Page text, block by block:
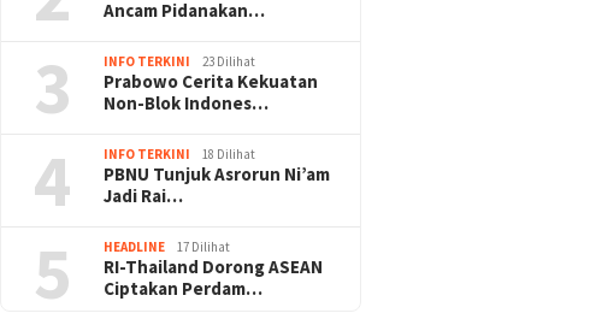
Ancam Pidanakan…
3 INFO TERKINI 23 Dilihat
Prabowo Cerita Kekuatan
Non-Blok Indones…
4 INFO TERKINI 18 Dilihat
PBNU Tunjuk Asrorun Ni’am
Jadi Rai…
5 HEADLINE 17 Dilihat
RI-Thailand Dorong ASEAN
Ciptakan Perdam…